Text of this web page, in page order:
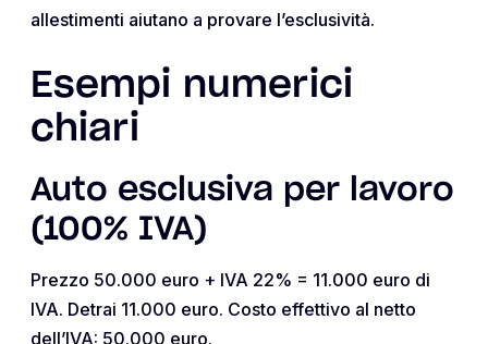
allestimenti aiutano a provare l’esclusività.
Esempi numerici
chiari
Auto esclusiva per lavoro
(100% IVA)
Prezzo 50.000 euro + IVA 22% = 11.000 euro di
IVA. Detrai 11.000 euro. Costo effettivo al netto
dell’IVA: 50.000 euro.